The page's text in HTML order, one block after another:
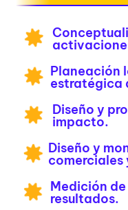
Planeación
estratégica
Diseño y
impacto.
Diseño y
comerciales
Medición
resultados.